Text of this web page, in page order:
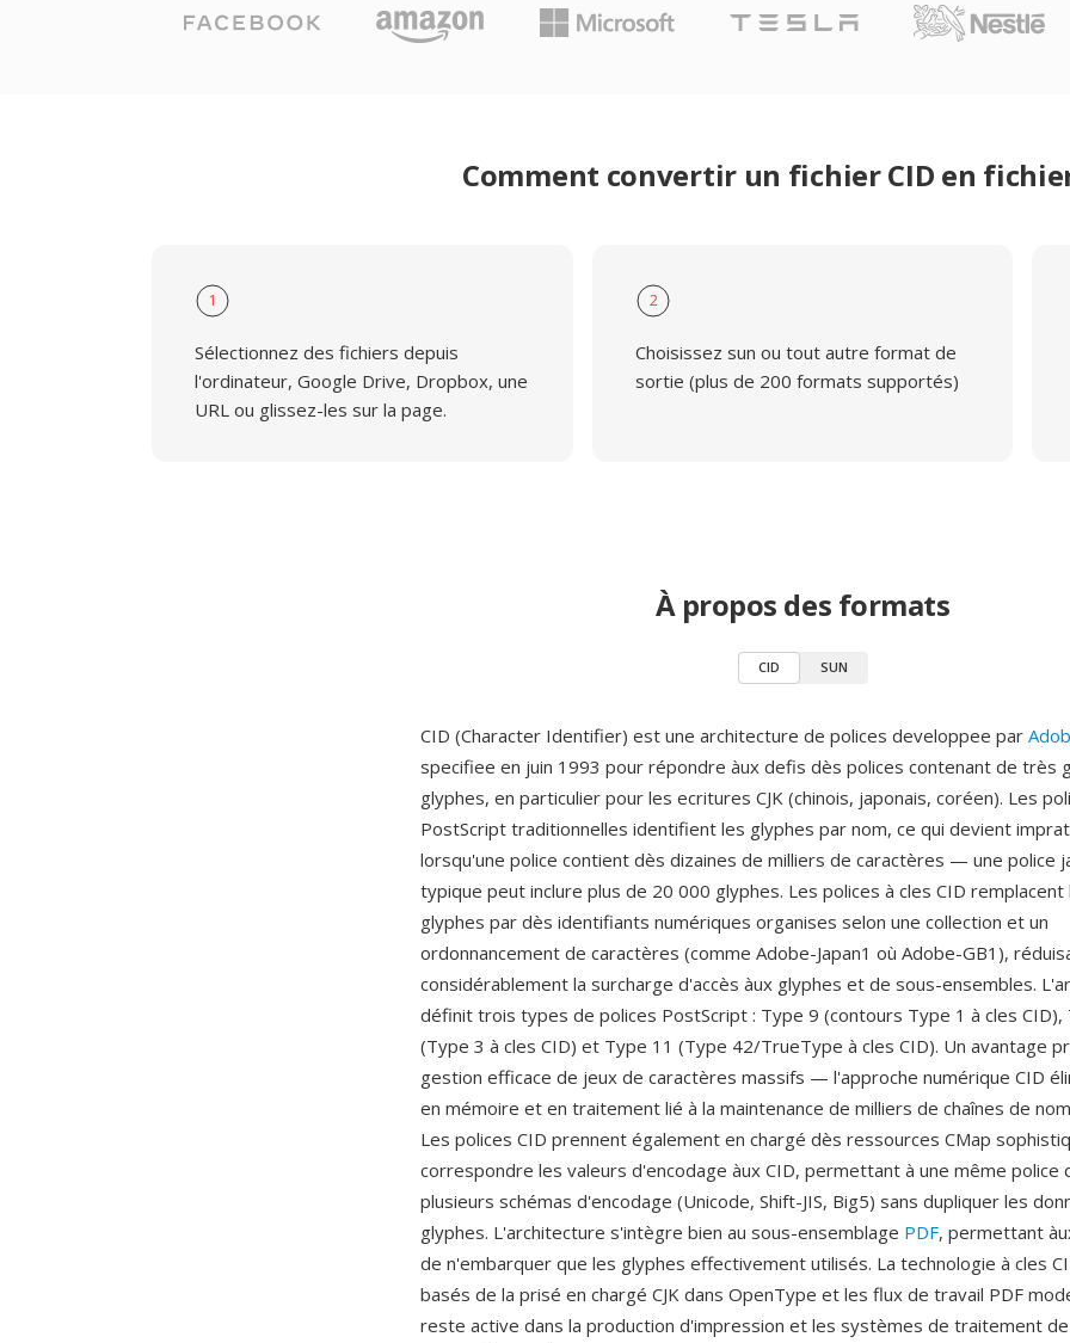
Comment convertir un fichier CID en
1
Sélectionnez des fichiers depuis
l'ordinateur, Google Drive, Dropbox, une
URL ou glissez-les sur la page.
2
Choisissez sun ou tout autre format de
sortie (plus de 200 formats supportés)
À propos des formats
CID SUN
CID (Character Identifier) est une architecture de polices developpee par
specifiee en juin 1993 pour répondre àux defis dès polices contenant de très
glyphes, en particulier pour les ecritures CJK (chinois, japonais, coréen). Les
PostScript traditionnelles identifient les glyphes par nom, ce qui devient
lorsqu'une police contient dès dizaines de milliers de caractères — une police
typique peut inclure plus de 20 000 glyphes. Les polices à cles CID
glyphes par dès identifiants numériques organises selon une collection et un
ordonnancement de caractères (comme Adobe-Japan1 où Adobe-GB1),
considérablement la surcharge d'accès àux glyphes et de sous-ensembles.
définit trois types de polices PostScript : Type 9 (contours Type 1 à cles CID),
(Type 3 à cles CID) et Type 11 (Type 42/TrueType à cles CID). Un avantage
gestion efficace de jeux de caractères massifs — l'approche numérique CID
en mémoire et en traitement lié à la maintenance de milliers de chaînes de
Les polices CID prennent également en chargé dès ressources CMap
correspondre les valeurs d'encodage àux CID, permettant à une même police
plusieurs schémas d'encodage (Unicode, Shift-JIS, Big5) sans dupliquer les
glyphes. L'architecture s'intègre bien au sous-ensemblage PDF, permettant
de n'embarquer que les glyphes effectivement utilisés. La technologie à cles
basés de la prisé en chargé CJK dans OpenType et les flux de travail PDF
reste active dans la production d'impression et les systèmes de traitement